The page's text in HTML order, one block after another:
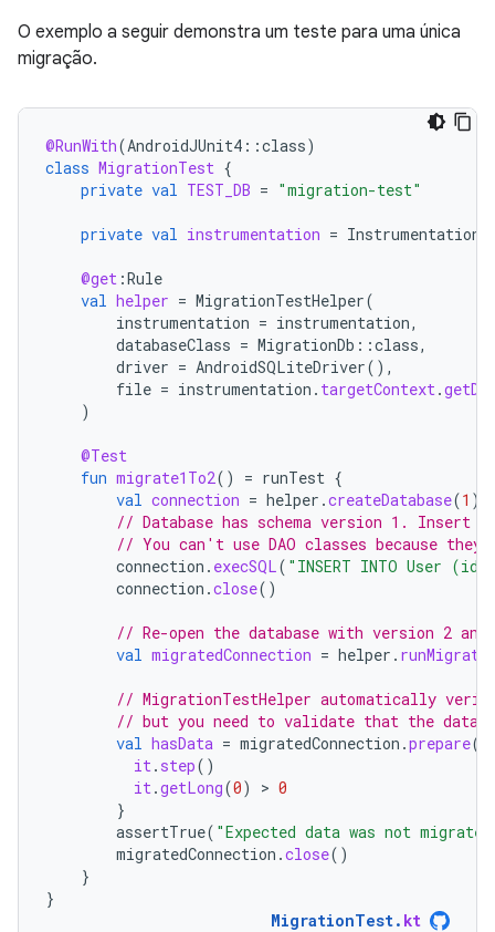
O exemplo a seguir demonstra um teste para uma única
migração.
@RunWith(AndroidJUnit4 ::class)
class MigrationTest {
private val TEST_DB = "migration-test"
private val instrumentation =
@get :Rule
val helper = MigrationTestHelper(
instrumentation = instrumentation,
databaseClass = MigrationDb ::class,
driver = AndroidSQLiteDriver(),
file = instrumentation . targetContext.
)
@Test
fun migrate1To2() = runTest {
val connection = helper .createDatabase(1 )
// Database has schema version 1. Insert
// You can't use DAO classes because
connection . execSQL( "INSERT INTO User
connection .close()
// Re-open the database with version 2 and
val migratedConnection = helper .
// MigrationTestHelper automatically
// but you need to validate that the data
val hasData = migratedConnection .prepare(
it. step()
it.getLong(0) > 0
}
assertTrue( "Expected data was not
migratedConnection .close()
}
}
MigrationTest. kt